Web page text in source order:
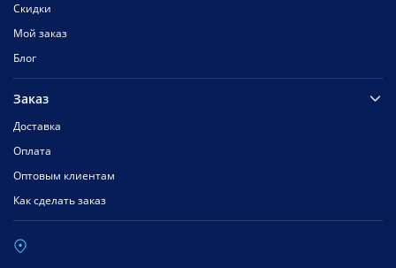
Скидки
Мой заказ
Блог
Заказ
Доставка
Оплата
Оптовым клиентам
Как сделать заказ